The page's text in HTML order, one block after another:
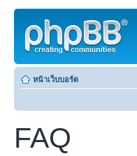
หน้าเว็บบอร์ด
FAQ